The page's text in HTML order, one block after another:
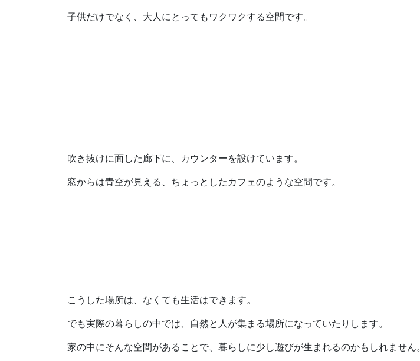
子供だけでなく、大人にとってもワクワクする空間です。
吹き抜けに面した廊下に、カウンターを設けています。
窓からは青空が見える、ちょっとしたカフェのような空間です。
こうした場所は、なくても生活はできます。
でも実際の暮らしの中では、自然と人が集まる場所になっていたりします。
家の中にそんな空間があることで、暮らしに少し遊びが生まれるのかもしれません。